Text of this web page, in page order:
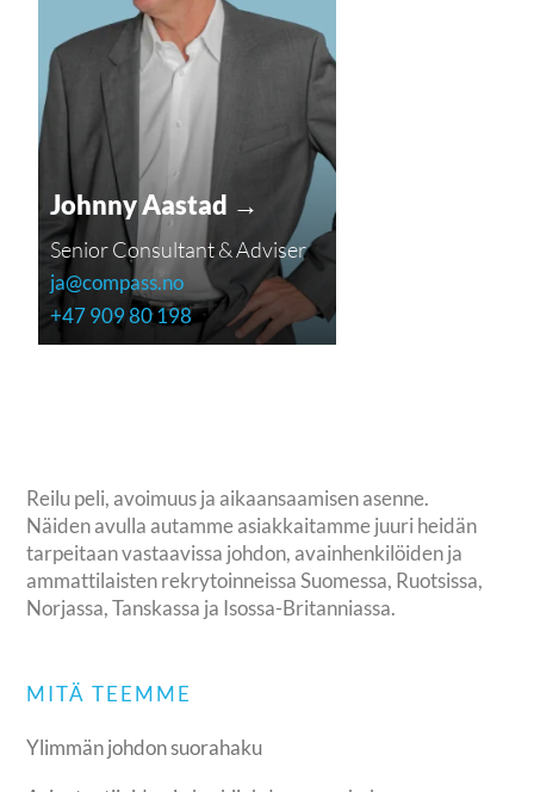
Johnny Aastad →
Senior Consultant & Adviser
ja@compass.no
+47 909 80 198
Reilu peli, avoimuus ja aikaansaamisen asenne.
Näiden avulla autamme asiakkaitamme juuri heidän
tarpeitaan vastaavissa johdon, avainhenkilöiden ja
ammattilaisten rekrytoinneissa Suomessa, Ruotsissa,
Norjassa, Tanskassa ja Isossa-Britanniassa.
MITÄ TEEMME
Ylimmän johdon suorahaku